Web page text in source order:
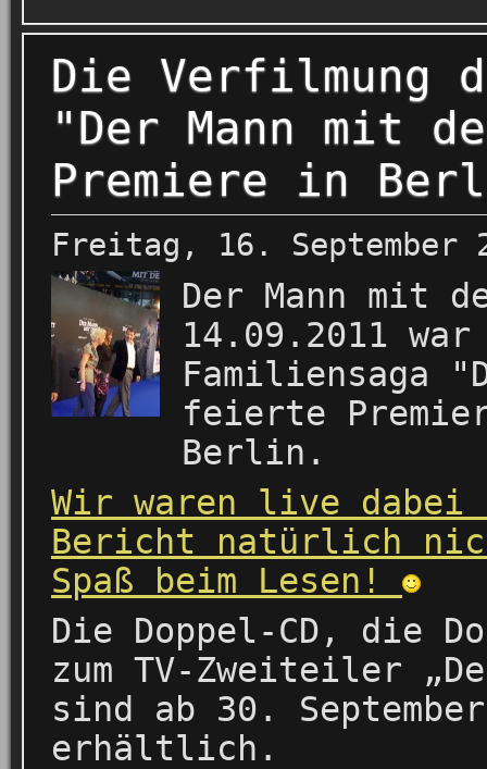
Die Verfilmung
"Der Mann mit
Premiere in
Freitag, 16. September
Der Mann mit
14.09.2011
Familiensaga
feierte
Berlin.
Wir waren live dabei
Bericht natürlich
Spaß beim Lesen!
Die Doppel-CD, die
zum TV-Zweiteiler
sind ab 30.
erhältlich.